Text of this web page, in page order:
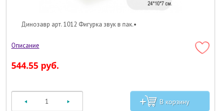
Динозавр арт. 1012 Фигурка звук в пак.•
544.55 руб.